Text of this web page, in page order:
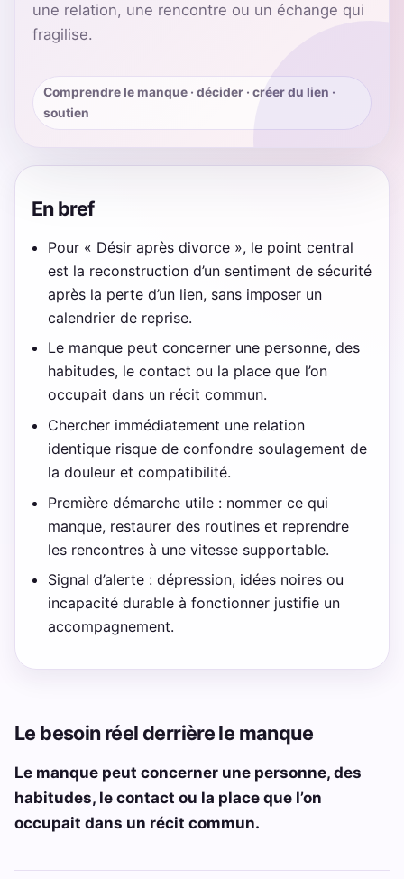
une relation, une rencontre ou un échange qui
fragilise.
Comprendre le manque · décider · créer du lien ·
soutien
En bref
Pour « Désir après divorce », le point central
est la reconstruction d’un sentiment de sécurité
après la perte d’un lien, sans imposer un
calendrier de reprise.
Le manque peut concerner une personne, des
habitudes, le contact ou la place que l’on
occupait dans un récit commun.
Chercher immédiatement une relation
identique risque de confondre soulagement de
la douleur et compatibilité.
Première démarche utile : nommer ce qui
manque, restaurer des routines et reprendre
les rencontres à une vitesse supportable.
Signal d’alerte : dépression, idées noires ou
incapacité durable à fonctionner justifie un
accompagnement.
Le besoin réel derrière le manque
Le manque peut concerner une personne, des
habitudes, le contact ou la place que l’on
occupait dans un récit commun.